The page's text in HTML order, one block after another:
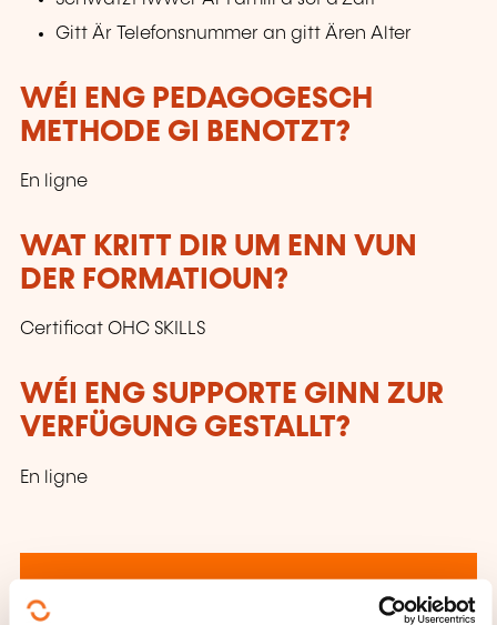
Gitt Är Telefonsnummer an gitt Ären Alter
WÉI ENG PEDAGOGESCH
METHODE GI BENOTZT?
En ligne
WAT KRITT DIR UM ENN VUN
DER FORMATIOUN?
Certificat OHC SKILLS
WÉI ENG SUPPORTE GINN ZUR
VERFÜGUNG GESTALLT?
En ligne